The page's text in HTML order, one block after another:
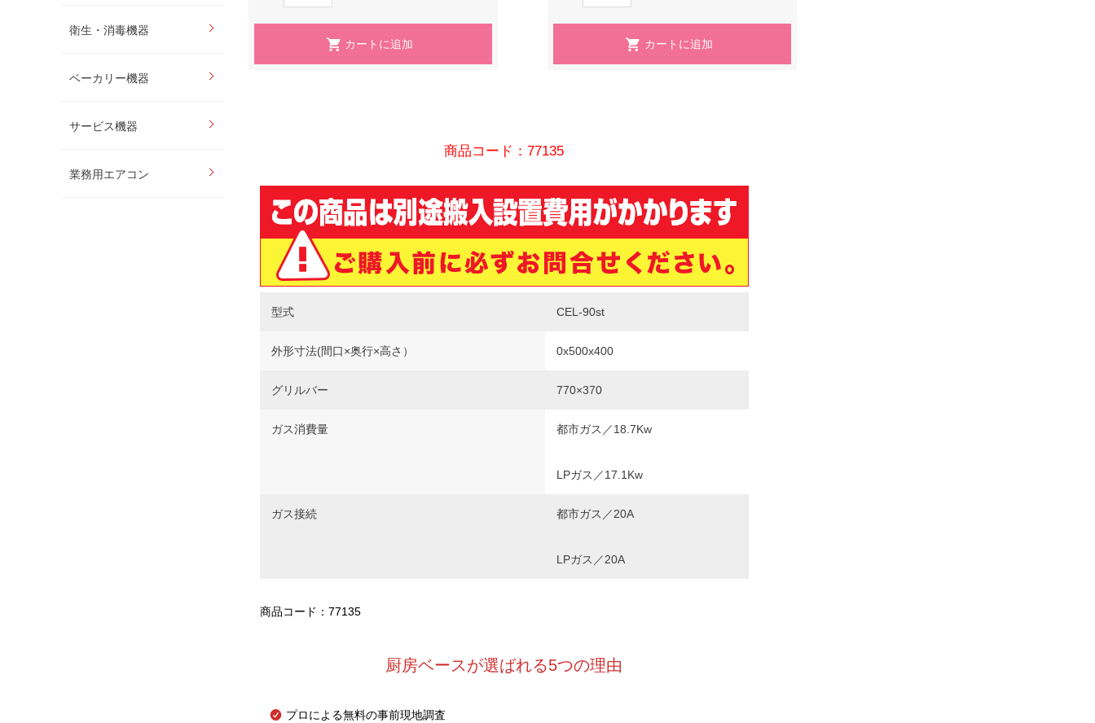
衛生・消毒機器
ベーカリー機器
サービス機器
業務用エアコン
商品コード：77135
型式 CEL-90st
外形寸法(間口×奥行×高さ） 0x500x400
グリルバー 770×370
ガス消費量 都市ガス／18.7Kw
LPガス／17.1Kw
ガス接続 都市ガス／20A
LPガス／20A
商品コード：77135
厨房ベースが選ばれる5つの理由
プロによる無料の事前現地調査